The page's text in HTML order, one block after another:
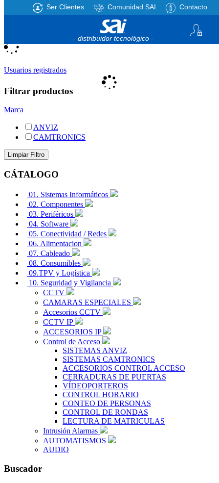
Ser Clientes Comunidad SAI Contacto
- distribuidor tecnológico -
Registro/Iniciar sesión
Usuarios registrados
Filtrar productos
Marca
ANVIZ
CAMTRONICS
CÁTALOGO
01. Sistemas Informáticos
02. Componentes
03. Periféricos
04. Software
05. Conectividad / Redes
06. Alimentacion
07. Cableado
08. Consumibles
09.TPV y Logística
10. Seguridad y Vigilancia
CCTV
CAMARAS ESPECIALES
Accesorios CCTV
CCTV IP
ACCESORIOS IP
Control de Acceso
SISTEMAS ANVIZ
SISTEMAS CAMTRONICS
ACCESORIOS CONTROL ACCESO
CERRADURAS DE PUERTAS
VÍDEOPORTEROS
CONTROL HORARIO
CONTEO DE PERSONAS
CONTROL DE RONDAS
LECTURA DE MATRICULAS
Intrusión Alarmas
AUTOMATISMOS
AUDIO
Buscador